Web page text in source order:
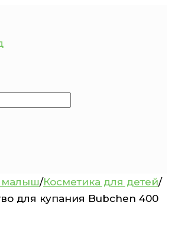
/Косметика для детей/
для купания Bubchen 400